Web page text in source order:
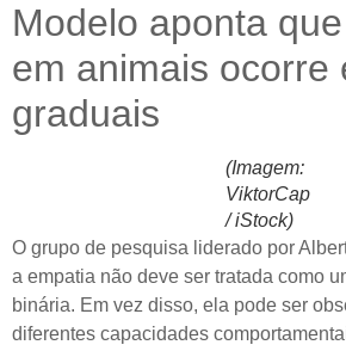
Modelo aponta
em animais ocorre
graduais
(Imagem:
ViktorCap
/ iStock)
O grupo de pesquisa liderado por
a empatia não deve ser tratada como
binária. Em vez disso, ela pode ser
diferentes capacidades